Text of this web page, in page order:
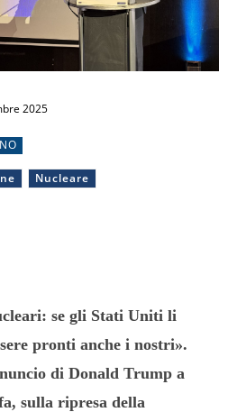
2025
Nucleare
se gli Stati Uniti li
pronti anche i nostri».
di Donald Trump a
sulla ripresa della